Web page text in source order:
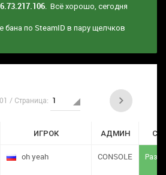
. Всё хорошо, сегодня
бана по SteamID в пару щелчков
/ Страница:
ИГРОК АДМИН
oh yeah CONSOLE